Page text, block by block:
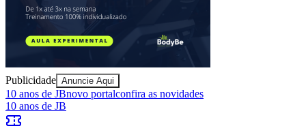
Publicidade Anuncie Aqui
10 anos de JBnovo portalconfira as novidades
10 anos de JB